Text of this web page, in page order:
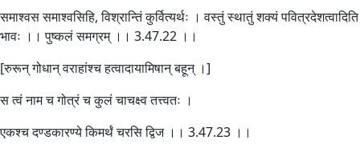
समाश्वस समाश्वसिहि, विश्रान्तिं कुर्वित्यर्थः । वस्तुं स्थातुं शक्यं पवित्रदेशत्वादिति
भावः ।। पुष्कलं समग्रम् ।। 3.47.22 ।।
[रुरून् गोधान् वराहांश्च हत्वादायामिषान् बहून् ।]
स त्वं नाम च गोत्रं च कुलं चाचक्ष्व तत्त्वतः ।
एकश्च दण्डकारण्ये किमर्थं चरसि द्विज ।। 3.47.23 ।।